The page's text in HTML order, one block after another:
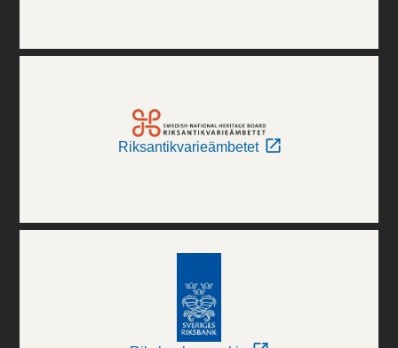
Riksantikvarieämbetet